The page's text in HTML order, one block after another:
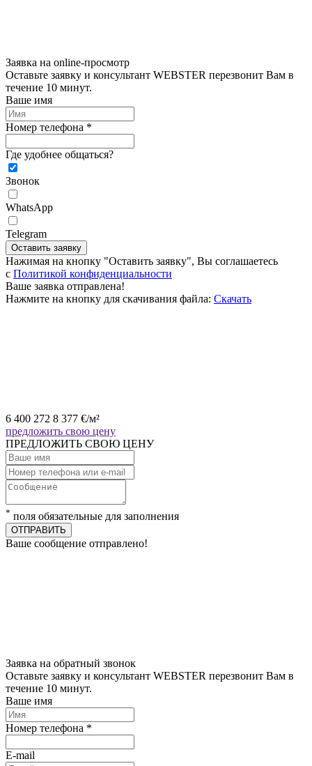
Заявка на online-просмотр
Оставьте заявку и консультант WEBSTER перезвонит Вам в
течение 10 минут.
Ваше имя
Номер телефона *
Где удобнее общаться?
Звонок
WhatsApp
Telegram
Оставить заявку
Нажимая на кнопку "Оставить заявку", Вы соглашаетесь
c Политикой конфиденциальности
Ваше заявка отправлена!
Нажмите на кнопку для скачивания файла: Скачать
6 400 272 8 377 €/м²
предложить свою цену
ПРЕДЛОЖИТЬ СВОЮ ЦЕНУ
* поля обязательные для заполнения
ОТПРАВИТЬ
Ваше сообщение отправлено!
Заявка на обратный звонок
Оставьте заявку и консультант WEBSTER перезвонит Вам в
течение 10 минут.
Ваше имя
Номер телефона *
E-mail